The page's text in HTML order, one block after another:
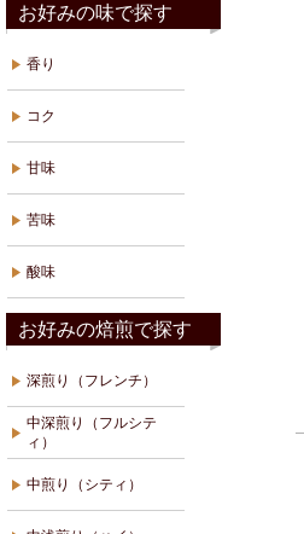
お好みの味で探す
香り
コク
甘味
苦味
酸味
お好みの焙煎で探す
深煎り（フレンチ）
中深煎り（フルシテ
ィ）
中煎り（シティ）